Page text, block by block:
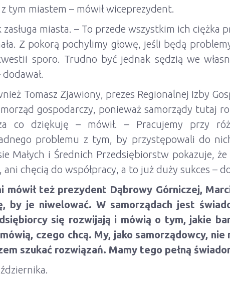
tym miastem – mówił wiceprezydent.
miasta. – To przede wszystkim ich ciężka
Z pokorą pochylimy głowę, jeśli będą
sporo. Trudno być jednak sędzią we
Tomasz Zjawiony, prezes Regionalnej Izby
gospodarczy, ponieważ samorządy tutaj
co dziękuję – mówił. – Pracujemy przy
problemu z tym, by przystępowali do
Małych i Średnich Przedsiębiorstw pokazuje,
chęcią do współpracy, a to już duży sukces –
mówił też prezydent Dąbrowy Górniczej,
by je niwelować. W samorządach jest
się rozwijają i mówią o tym, jakie
czego chcą. My, jako samorządowcy, nie
szukać rozwiązań. Mamy tego pełną